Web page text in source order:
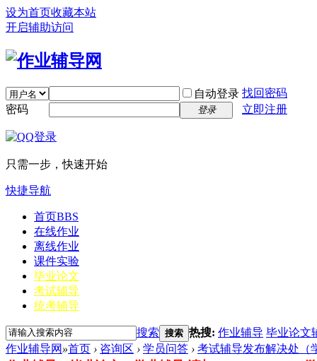
设为首页收藏本站
开启辅助访问
自动登录 找回密码
密码
登录 立即注册
只需一步，快速开始
快捷导航
首页BBS
在线作业
离线作业
课件实验
毕业论文
考试辅导
统考辅导
搜索 搜索 热搜: 作业辅导 毕业论文
作业辅导网 »首页 › 咨询区 › 学员问答 › 考试辅导发布解决处（